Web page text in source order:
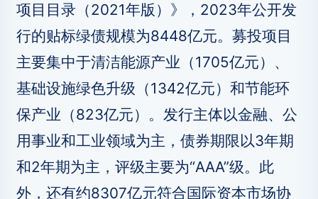
项目目录（2021年版）》，2023年公开发
行的贴标绿债规模为8448亿元。募投项目
主要集中于清洁能源产业（1705亿元）、
基础设施绿色升级（1342亿元）和节能环
保产业（823亿元）。发行主体以金融、公
用事业和工业领域为主，债券期限以3年期
和2年期为主，评级主要为“AAA”级。此
外，还有约8307亿元符合国际资本市场协